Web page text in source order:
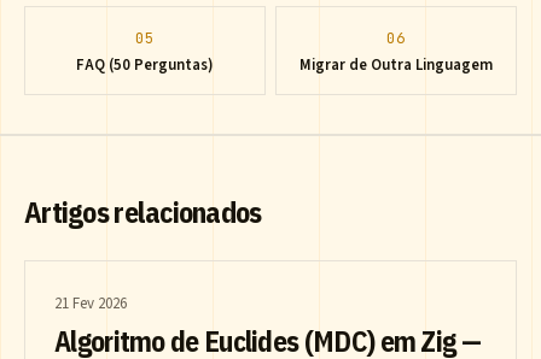
05
FAQ (50 Perguntas)
06
Migrar de Outra Linguagem
Artigos relacionados
21 Fev 2026
Algoritmo de Euclides (MDC) em Zig —